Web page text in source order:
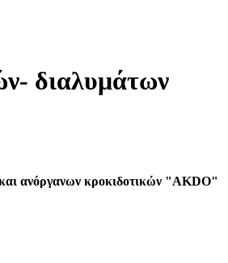
διαλυμάτων
ανόργανων κροκιδοτικών "AKDO"